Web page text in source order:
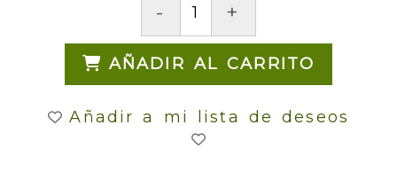
- +
AÑADIR AL CARRITO
Añadir a mi lista de deseos